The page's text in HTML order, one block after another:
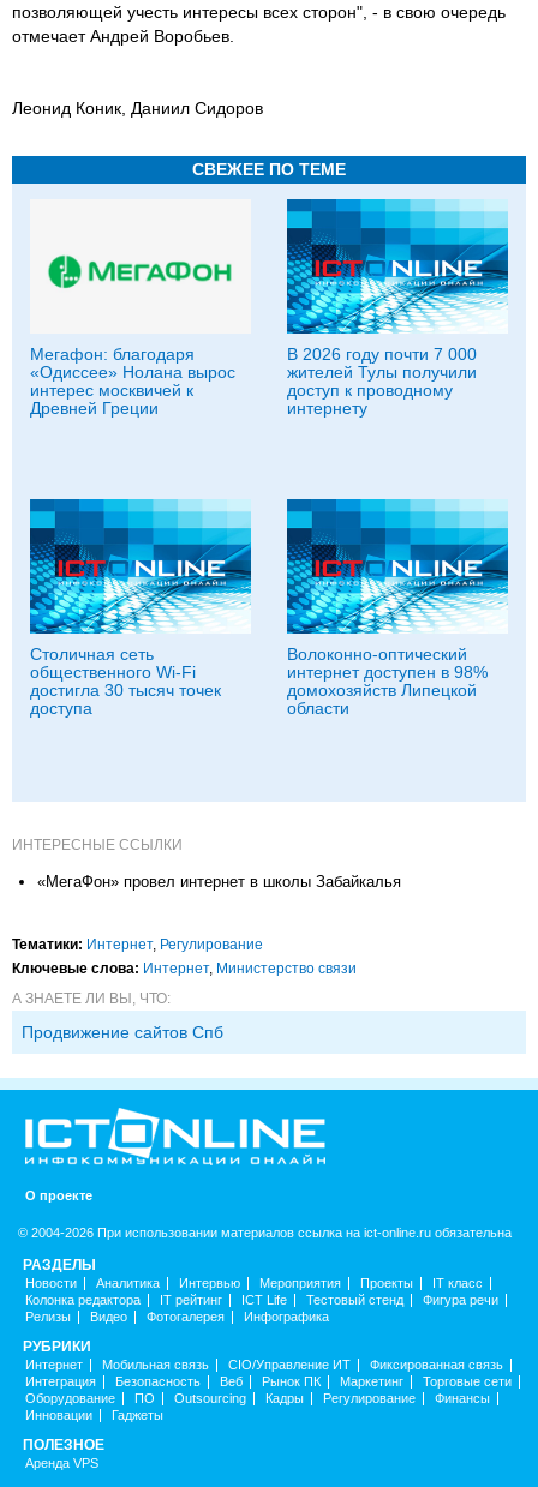
позволяющей учесть интересы всех сторон", - в свою очередь
отмечает Андрей Воробьев.
Леонид Коник, Даниил Сидоров
СВЕЖЕЕ ПО ТЕМЕ
Мегафон: благодаря
«Одиссее» Нолана вырос
интерес москвичей к
Древней Греции
В 2026 году почти 7 000
жителей Тулы получили
доступ к проводному
интернету
Столичная сеть
общественного Wi-Fi
достигла 30 тысяч точек
доступа
Волоконно-оптический
интернет доступен в 98%
домохозяйств Липецкой
области
ИНТЕРЕСНЫЕ ССЫЛКИ
«МегаФон» провел интернет в школы Забайкалья
Тематики: Интернет, Регулирование
Ключевые слова: Интернет, Министерство связи
А ЗНАЕТЕ ЛИ ВЫ, ЧТО:
Продвижение сайтов Спб
О проекте
© 2004-2026 При использовании материалов ссылка на ict-online.ru обязательна
РАЗДЕЛЫ
Новости Аналитика Интервью Мероприятия Проекты
IT класс
Колонка редактора
IT рейтинг ICT Life Тестовый стенд
Фигура речи
Релизы
Видео Фотогалерея Инфографика
РУБРИКИ
Интернет Мобильная связь CIO/Управление ИТ
Фиксированная связь
Интеграция
Безопасность Веб Рынок ПК Маркетинг
Торговые сети
Оборудование
ПО Outsourcing Кадры Регулирование
Финансы
Инновации
Гаджеты
ПОЛЕЗНОЕ
Аренда VPS